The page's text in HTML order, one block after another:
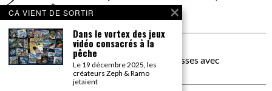
PACÔME THIELLEMENT
La séance d’Hip Gnose
La Patrie
dans
On a parlé Dolce Vita et lutte des classes avec
Bernardino Femminielli
CA VIENT DE SORTIR
Dans le vortex des jeux
vidéo consacrés à la
pêche
Le 19 décembre 2025, les
créateurs Zeph & Ramo
jetaient